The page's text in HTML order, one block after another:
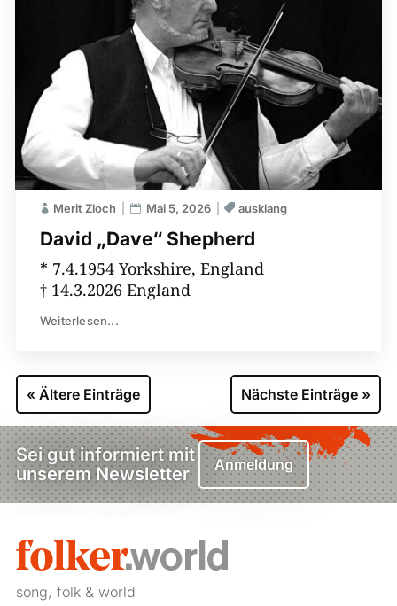
David „Dave“ Shepherd
Merit Zloch Mai 5, 2026 ausklang
* 7.4.1954 Yorkshire, England
† 14.3.2026 England
Weiterlesen...
« Ältere Einträge Nächste Einträge »
Sei gut informiert mit
unserem Newsletter
Anmeldung
song, folk & world